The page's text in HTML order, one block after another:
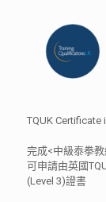
TQUK Certificate
完成<中級泰拳
可申請由英國
(Level 3)證書